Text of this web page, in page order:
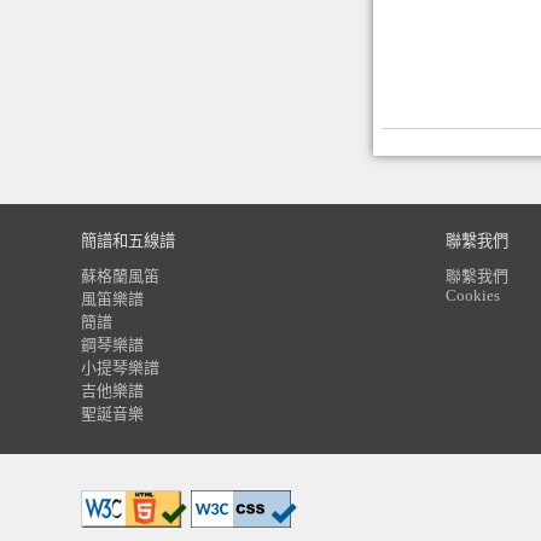
簡譜和五線譜
蘇格蘭風笛
風笛樂譜
簡譜
鋼琴樂譜
小提琴樂譜
吉他樂譜
聖誕音樂
聯繫我們
聯繫我們
Cookies